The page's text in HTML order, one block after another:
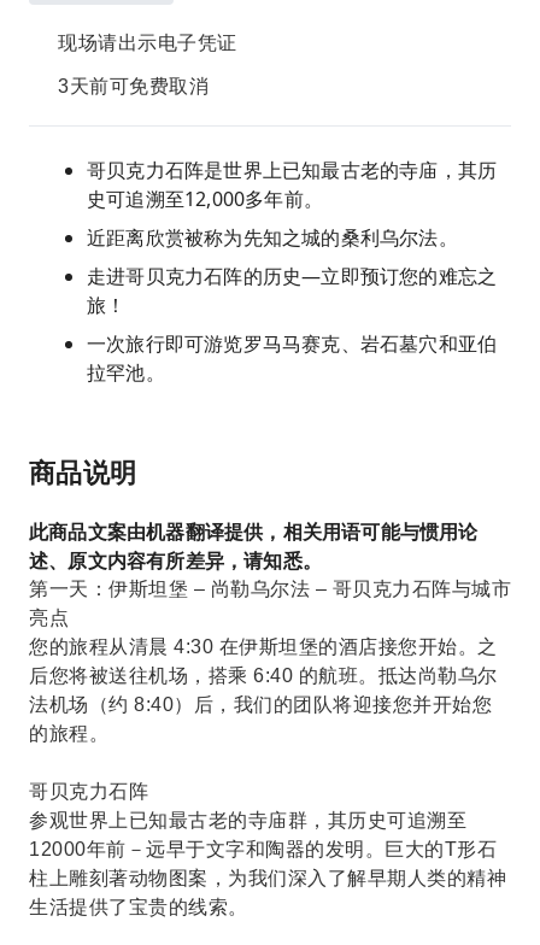
现场请出示电子凭证
3天前可免费取消
哥贝克力石阵是世界上已知最古老的寺庙，其历
史可追溯至12,000多年前。
近距离欣赏被称为先知之城的桑利乌尔法。
走进哥贝克力石阵的历史—立即预订您的难忘之
旅！
一次旅行即可游览罗马马赛克、岩石墓穴和亚伯
拉罕池。
商品说明
此商品文案由机器翻译提供，相关用语可能与惯用论
述、原文内容有所差异，请知悉。
第一天：伊斯坦堡 – 尚勒乌尔法 – 哥贝克力石阵与城市
亮点
您的旅程从清晨 4:30 在伊斯坦堡的酒店接您开始。之
后您将被送往机场，搭乘 6:40 的航班。抵达尚勒乌尔
法机场（约 8:40）后，我们的团队将迎接您并开始您
的旅程。
哥贝克力石阵
参观世界上已知最古老的寺庙群，其历史可追溯至
12000年前－远早于文字和陶器的发明。巨大的T形石
柱上雕刻著动物图案，为我们深入了解早期人类的精神
生活提供了宝贵的线索。